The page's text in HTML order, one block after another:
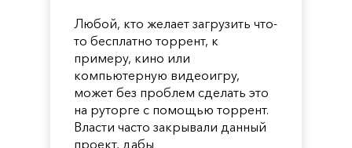
Любой, кто желает загрузить что-
то бесплатно торрент, к
примеру, кино или
компьютерную видеоигру,
может без проблем сделать это
на руторге с помощью торрент.
Власти часто закрывали данный
проект, дабы